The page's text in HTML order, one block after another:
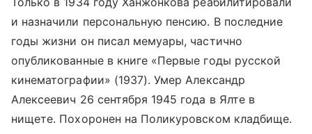
и назначили персональную пенсию. В последние
годы жизни он писал мемуары, частично
опубликованные в книге «Первые годы русской
кинематографии» (1937). Умер Александр
Алексеевич 26 сентября 1945 года в Ялте в
нищете. Похоронен на Поликуровском кладбище.